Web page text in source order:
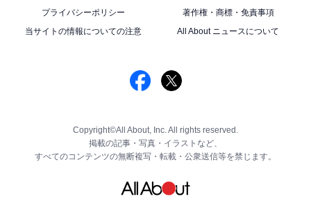
プライバシーポリシー
著作権・商標・免責事項
当サイトの情報についての注意
All About ニュースについて
Copyright©All About, Inc. All rights reserved.
掲載の記事・写真・イラストなど、
すべてのコンテンツの無断複写・転載・公衆送信等を禁じます。